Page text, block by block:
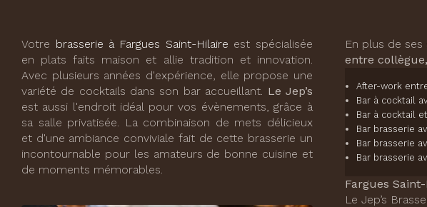
Votre brasserie à Fargues Saint-Hilaire est spécialisée
en plats faits maison et allie tradition et innovation.
Avec plusieurs années d'expérience, elle propose une
variété de cocktails dans son bar accueillant. Le Jep’s
est aussi l'endroit idéal pour vos évènements, grâce à
sa salle privatisée. La combinaison de mets délicieux
et d'une ambiance conviviale fait de cette brasserie un
incontournable pour les amateurs de bonne cuisine et
de moments mémorables.
En plus de ses
entre collègue,
After-work
Bar à cocktail
Bar à cocktail
Bar brasserie
Bar brasserie
Bar brasserie
Fargues
Le Jep’s